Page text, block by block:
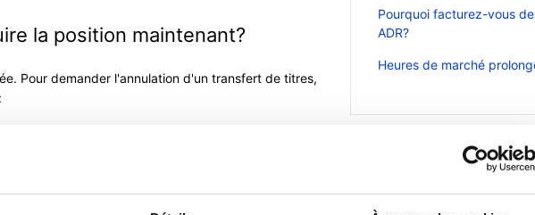
la position maintenant?
Pour demander l'annulation d'un transfert de titres,
Transferts de positions > Envoyez-nous un e-mail
traitée.
Pourquoi facturez-vous
ADR?
Heures de marché